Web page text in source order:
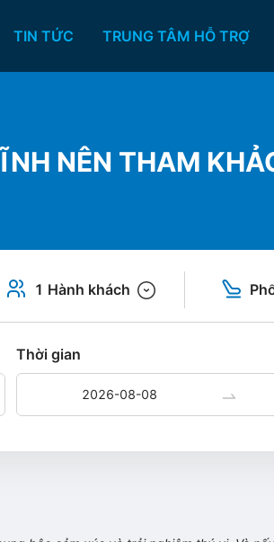
TIN TỨC TRUNG TÂM HỖ TRỢ
NÊN THAM
1 Hành khách
Thời gian